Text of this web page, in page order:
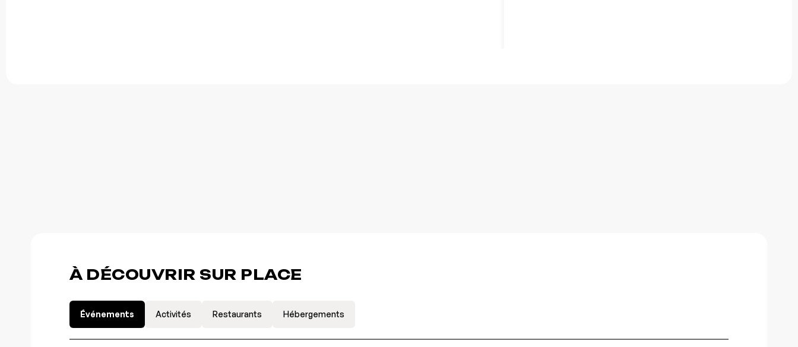
À DÉCOUVRIR SUR PLACE
Événements Activités Restaurants Hébergements